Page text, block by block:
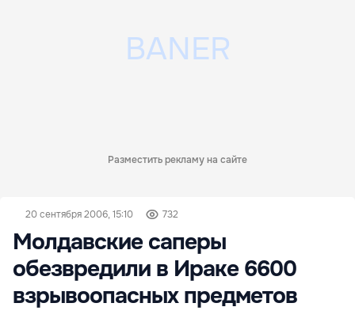
Разместить рекламу на сайте
20 сентября 2006, 15:10 732
Молдавские саперы
обезвредили в Ираке 6600
взрывоопасных предметов